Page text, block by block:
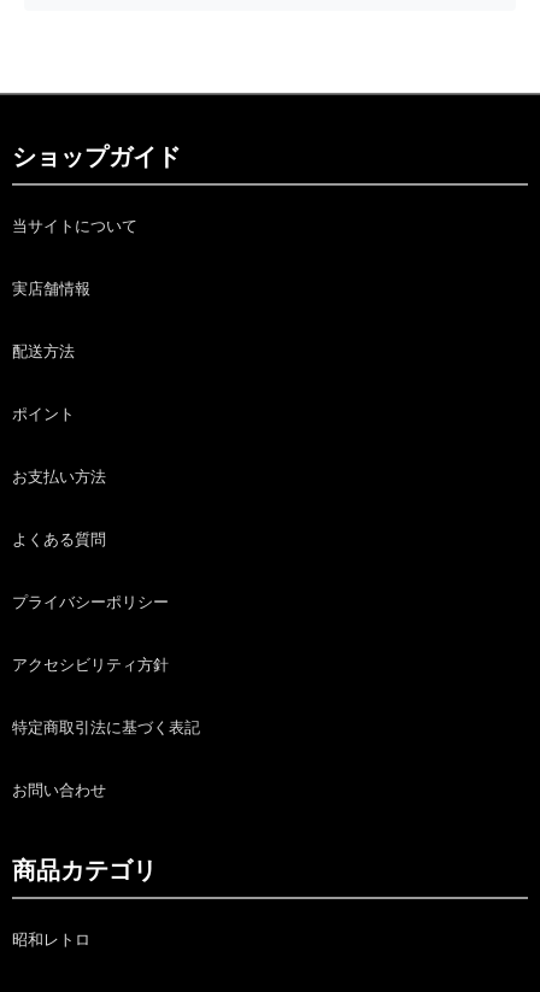
ショップガイド
当サイトについて
実店舗情報
配送方法
ポイント
お支払い方法
よくある質問
プライバシーポリシー
アクセシビリティ方針
特定商取引法に基づく表記
お問い合わせ
商品カテゴリ
昭和レトロ